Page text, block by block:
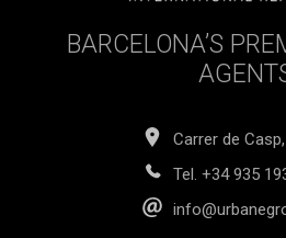
BARCELONA’S
Carrer de
Tel. +34 935